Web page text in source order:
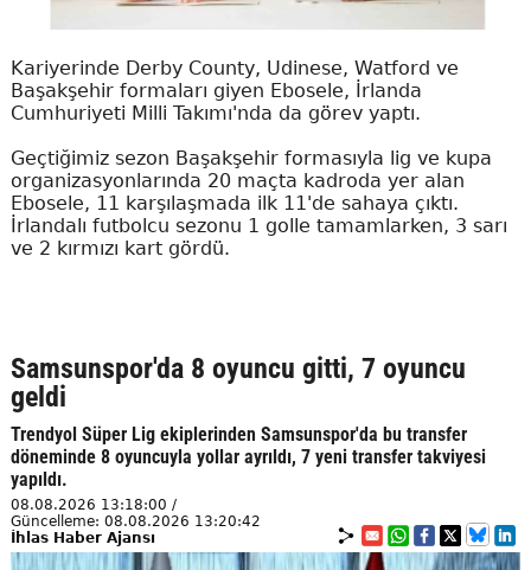
Kariyerinde Derby County, Udinese, Watford ve
Başakşehir formaları giyen Ebosele, İrlanda
Cumhuriyeti Milli Takımı'nda da görev yaptı.
Geçtiğimiz sezon Başakşehir formasıyla lig ve kupa
organizasyonlarında 20 maçta kadroda yer alan
Ebosele, 11 karşılaşmada ilk 11'de sahaya çıktı.
İrlandalı futbolcu sezonu 1 golle tamamlarken, 3 sarı
ve 2 kırmızı kart gördü.
Samsunspor'da 8 oyuncu gitti, 7 oyuncu
geldi
Trendyol Süper Lig ekiplerinden Samsunspor'da bu transfer
döneminde 8 oyuncuyla yollar ayrıldı, 7 yeni transfer takviyesi
yapıldı.
08.08.2026 13:18:00 /
Güncelleme: 08.08.2026 13:20:42
İhlas Haber Ajansı